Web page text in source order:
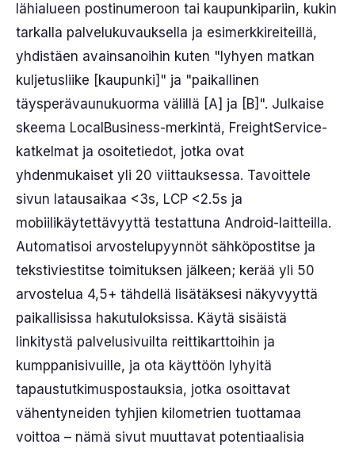
lähialueen postinumeroon tai kaupunkipariin, kukin
tarkalla palvelukuvauksella ja esimerkkireiteillä,
yhdistäen avainsanoihin kuten "lyhyen matkan
kuljetusliike [kaupunki]" ja "paikallinen
täysperävaunukuorma välillä [A] ja [B]". Julkaise
skeema LocalBusiness-merkintä, FreightService-
katkelmat ja osoitetiedot, jotka ovat
yhdenmukaiset yli 20 viittauksessa. Tavoittele
sivun latausaikaa <3s, LCP <2.5s ja
mobiilikäytettävyyttä testattuna Android-laitteilla.
Automatisoi arvostelupyynnöt sähköpostitse ja
tekstiviestitse toimituksen jälkeen; kerää yli 50
arvostelua 4,5+ tähdellä lisätäksesi näkyvyyttä
paikallisissa hakutuloksissa. Käytä sisäistä
linkitystä palvelusivuilta reittikarttoihin ja
kumppanisivuille, ja ota käyttöön lyhyitä
tapaustutkimuspostauksia, jotka osoittavat
vähentyneiden tyhjien kilometrien tuottamaa
voittoa – nämä sivut muuttavat potentiaalisia